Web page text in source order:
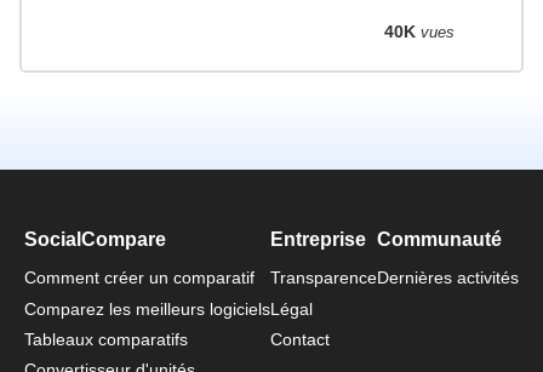
40K vues
SocialCompare
Comment créer un comparatif
Comparez les meilleurs logiciels
Tableaux comparatifs
Entreprise
Transparence
Légal
Contact
Communauté
Dernières activités